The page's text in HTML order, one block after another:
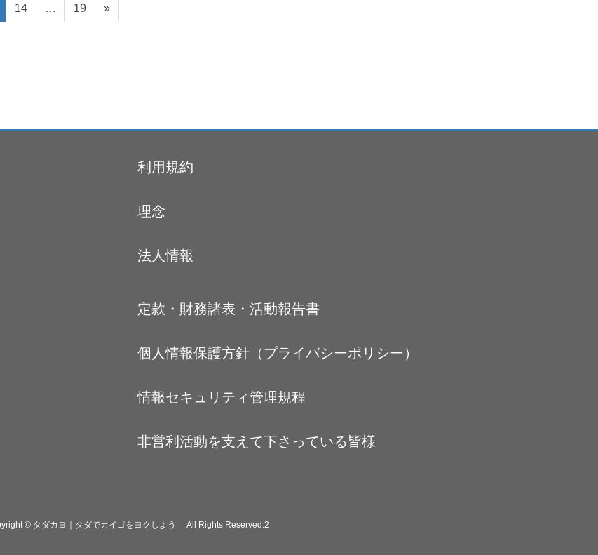
ペ
ー
14 …
ペ
ー
19 »
利用規約
理念
法人情報
定款・財務諸表・活動報告書
個人情報保護方針（プライバシーポリシー）
情報セキュリティ管理規程
非営利活動を支えて下さっている皆様
© タダカヨ｜タダでカイゴをヨクしよう All Rights Reserved.2